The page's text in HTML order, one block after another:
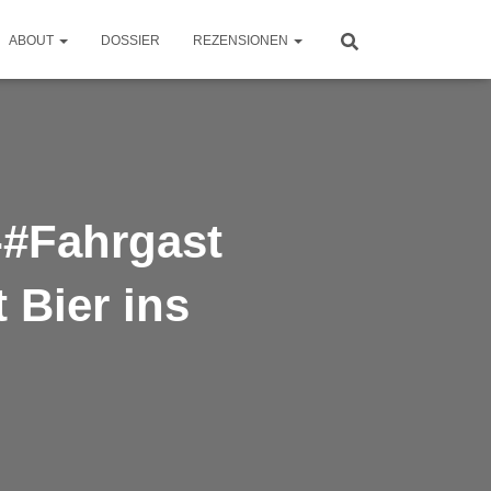
ABOUT DOSSIER REZENSIONEN
Bier ins